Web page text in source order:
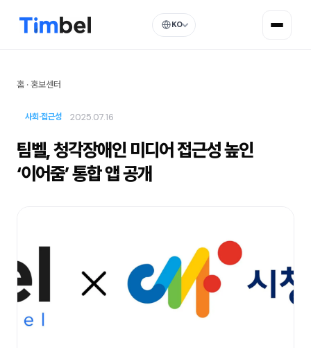
KO
홈 · 홍보센터
사회·접근성 2025.07.16
팀벨, 청각장애인 미디어 접근성 높인
‘이어줌’ 통합 앱 공개